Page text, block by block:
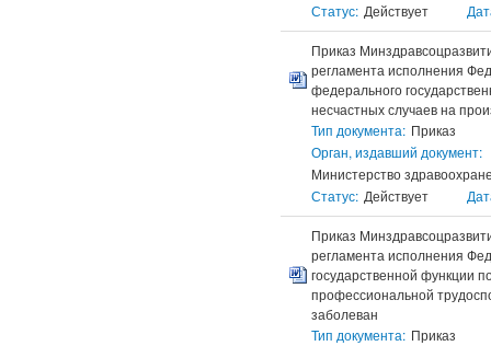
Статус: Действует
Приказ
регламента исполнения
федерального
несчастных случаев на
Тип документа: Приказ
Орган, издавший документ:
Министерство
Статус: Действует
Приказ
регламента исполнения
государственной функции
профессиональной
заболеван
Тип документа: Приказ